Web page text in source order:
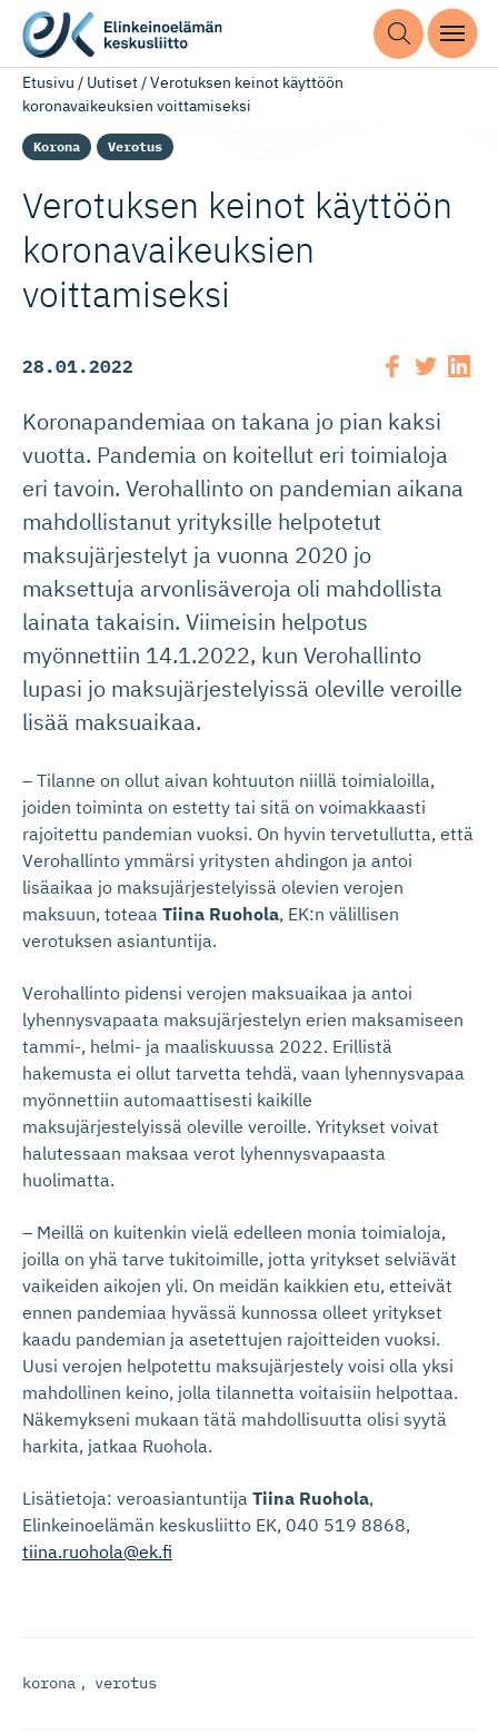
Etusivu / Uutiset/Verotuksen keinot käyttöön
koronavaikeuksien voittamiseksi
Korona Verotus
Verotuksen keinot käyttöön
koronavai­keuksien
voittamiseksi
28.01.2022
Koronapandemiaa on takana jo pian kaksi
vuotta. Pandemia on koitellut eri toimialoja
eri tavoin. Verohallinto on pandemian aikana
mahdollistanut yrityksille helpotetut
maksujärjestelyt ja vuonna 2020 jo
maksettuja arvonlisäveroja oli mahdollista
lainata takaisin. Viimeisin helpotus
myönnettiin 14.1.2022, kun Verohallinto
lupasi jo maksujärjestelyissä oleville veroille
lisää maksuaikaa.
– Tilanne on ollut aivan kohtuuton niillä toimialoilla,
joiden toiminta on estetty tai sitä on voimakkaasti
rajoitettu pandemian vuoksi. On hyvin tervetullutta, että
Verohallinto ymmärsi yritysten ahdingon ja antoi
lisäaikaa jo maksujärjestelyissä olevien verojen
maksuun, toteaa Tiina Ruohola, EK:n välillisen
verotuksen asiantuntija.
Verohallinto pidensi verojen maksuaikaa ja antoi
lyhennysvapaata maksujärjestelyn erien maksamiseen
tammi-, helmi- ja maaliskuussa 2022. Erillistä
hakemusta ei ollut tarvetta tehdä, vaan lyhennysvapaa
myönnettiin automaattisesti kaikille
maksujärjestelyissä oleville veroille. Yritykset voivat
halutessaan maksaa verot lyhennysvapaasta
huolimatta.
– Meillä on kuitenkin vielä edelleen monia toimialoja,
joilla on yhä tarve tukitoimille, jotta yritykset selviävät
vaikeiden aikojen yli. On meidän kaikkien etu, etteivät
ennen pandemiaa hyvässä kunnossa olleet yritykset
kaadu pandemian ja asetettujen rajoitteiden vuoksi.
Uusi verojen helpotettu maksujärjestely voisi olla yksi
mahdollinen keino, jolla tilannetta voitaisiin helpottaa.
Näkemykseni mukaan tätä mahdollisuutta olisi syytä
harkita, jatkaa Ruohola.
Lisätietoja: veroasiantuntija Tiina Ruohola,
Elinkeinoelämän keskusliitto EK, 040 519 8868,
tiina.ruohola@ek.fi
korona , verotus